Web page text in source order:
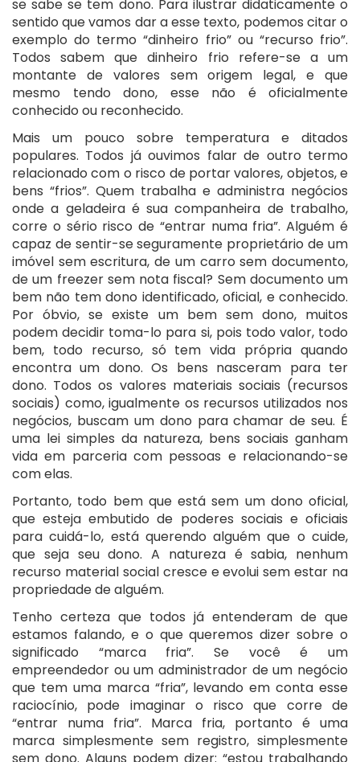
se sabe se tem dono. Para ilustrar didaticamente o
sentido que vamos dar a esse texto, podemos citar o
exemplo do termo “dinheiro frio” ou “recurso frio”.
Todos sabem que dinheiro frio refere-se a um
montante de valores sem origem legal, e que
mesmo tendo dono, esse não é oficialmente
conhecido ou reconhecido.
Mais um pouco sobre temperatura e ditados
populares. Todos já ouvimos falar de outro termo
relacionado com o risco de portar valores, objetos, e
bens “frios”. Quem trabalha e administra negócios
onde a geladeira é sua companheira de trabalho,
corre o sério risco de “entrar numa fria”. Alguém é
capaz de sentir-se seguramente proprietário de um
imóvel sem escritura, de um carro sem documento,
de um freezer sem nota fiscal? Sem documento um
bem não tem dono identificado, oficial, e conhecido.
Por óbvio, se existe um bem sem dono, muitos
podem decidir toma-lo para si, pois todo valor, todo
bem, todo recurso, só tem vida própria quando
encontra um dono. Os bens nasceram para ter
dono. Todos os valores materiais sociais (recursos
sociais) como, igualmente os recursos utilizados nos
negócios, buscam um dono para chamar de seu. É
uma lei simples da natureza, bens sociais ganham
vida em parceria com pessoas e relacionando-se
com elas.
Portanto, todo bem que está sem um dono oficial,
que esteja embutido de poderes sociais e oficiais
para cuidá-lo, está querendo alguém que o cuide,
que seja seu dono. A natureza é sabia, nenhum
recurso material social cresce e evolui sem estar na
propriedade de alguém.
Tenho certeza que todos já entenderam de que
estamos falando, e o que queremos dizer sobre o
significado “marca fria”. Se você é um
empreendedor ou um administrador de um negócio
que tem uma marca “fria”, levando em conta esse
raciocínio, pode imaginar o risco que corre de
“entrar numa fria”. Marca fria, portanto é uma
marca simplesmente sem registro, simplesmente
sem dono. Alguns podem dizer: “estou trabalhando